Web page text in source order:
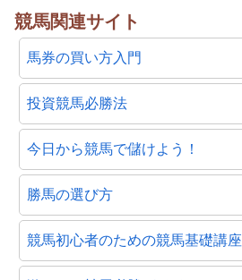
競馬関連サイト
馬券の買い方入門
投資競馬必勝法
今日から競馬で儲けよう！
勝馬の選び方
競馬初心者のための競馬基礎講座